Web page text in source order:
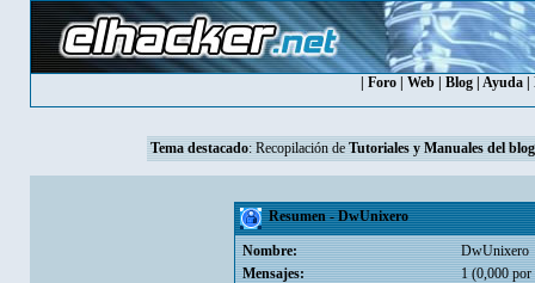
Foro| Web| Blog| Ayuda|
Tema destacado: Recopilación de Tutoriales y Manuales del blog
Resumen - DwUnixero
Nombre:
DwUnixero
Mensajes:
1 (0,000 por